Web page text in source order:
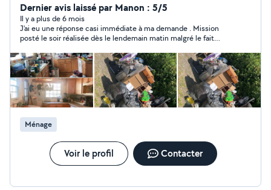
conjointe également ( ménage/ aide au tri )
Dernier avis laissé par Manon : 5/5
Il y a plus de 6 mois
J'ai eu une réponse casi immédiate à ma demande . Mission
posté le soir réalisée dès le lendemain matin malgré le fait
pour un déménagement nickel merci ! Je recommande
Ménage
Voir le profil Contacter